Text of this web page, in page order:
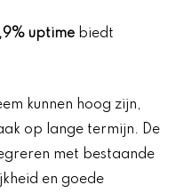
uptime biedt
kunnen hoog zijn,
op lange termijn. De
met bestaande
en goede